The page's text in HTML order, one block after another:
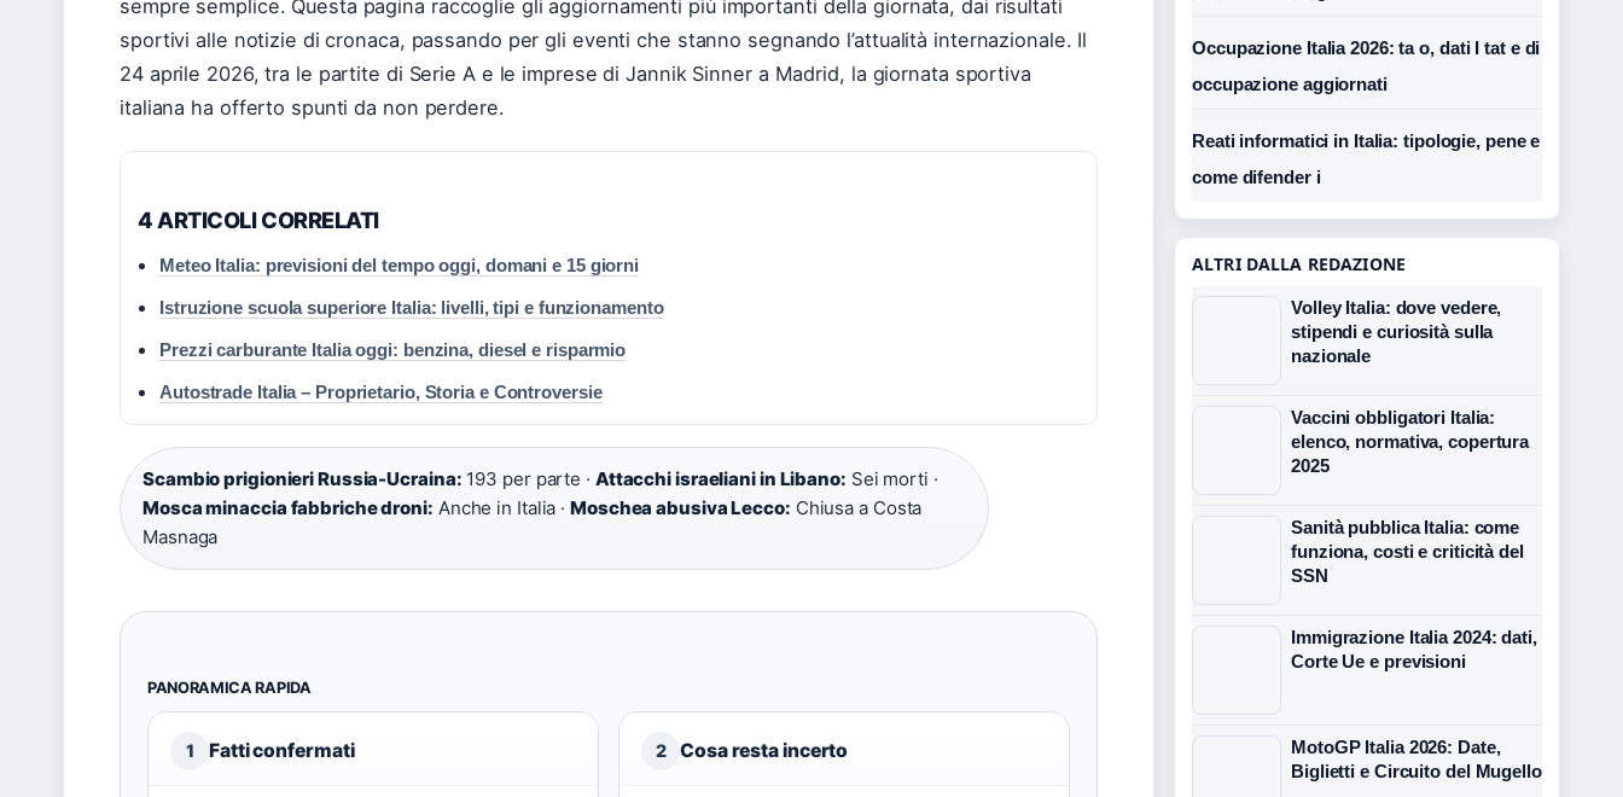
sempre semplice. Questa pagina raccoglie gli aggiornamenti più importanti della giornata, dai risultati
sportivi alle notizie di cronaca, passando per gli eventi che stanno segnando l’attualità internazionale. Il
24 aprile 2026, tra le partite di Serie A e le imprese di Jannik Sinner a Madrid, la giornata sportiva
italiana ha offerto spunti da non perdere.
4 ARTICOLI CORRELATI
Meteo Italia: previsioni del tempo oggi, domani e 15 giorni
Istruzione scuola superiore Italia: livelli, tipi e funzionamento
Prezzi carburante Italia oggi: benzina, diesel e risparmio
Autostrade Italia – Proprietario, Storia e Controversie
Scambio prigionieri Russia-Ucraina: 193 per parte · Attacchi israeliani in Libano: Sei morti ·
Mosca minaccia fabbriche droni: Anche in Italia ·Moschea abusiva Lecco: Chiusa a Costa
Masnaga
PANORAMICA RAPIDA
1 Fatti confermati 2 Cosa resta incerto
Occupazione Italia 2026: ta o, dati I tat e di
occupazione aggiornati
Reati informatici in Italia: tipologie, pene e
come difender i
ALTRI DALLA REDAZIONE
Volley Italia: dove vedere,
stipendi e curiosità sulla
nazionale
Vaccini obbligatori Italia:
elenco, normativa, copertura
2025
Sanità pubblica Italia: come
funziona, costi e criticità del
SSN
Immigrazione Italia 2024: dati,
Corte Ue e previsioni
MotoGP Italia 2026: Date,
Biglietti e Circuito del Mugello